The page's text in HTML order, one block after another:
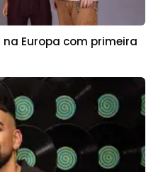
Europa com primeira